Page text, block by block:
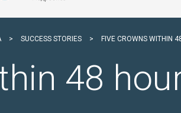
> SUCCESS STORIES > FIVE CROWNS WITHIN
48